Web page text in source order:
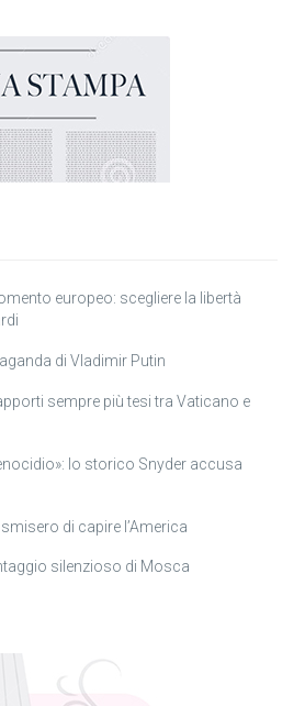
europeo: scegliere la libertà
di Vladimir Putin
sempre più tesi tra Vaticano e
lo storico Snyder accusa
di capire l’America
silenzioso di Mosca